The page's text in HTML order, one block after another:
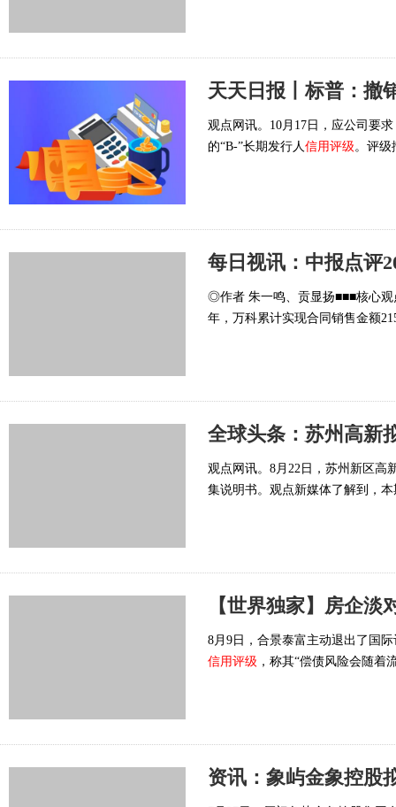
天天日报丨标普：撤
观点网讯。10月17日，应公司要
的“B-”长期发行人信用评级。评级
◎作者 朱一鸣、贡显扬■■■核心观
年，万科累计实现合同销售金额
全球头条：苏州高新
观点网讯。8月22日，苏州新区高
集说明书。观点新媒体了解到，
【世界独家】房企淡
8月9日，合景泰富主动退出了国
信用评级 ，称其“偿债风险会随着